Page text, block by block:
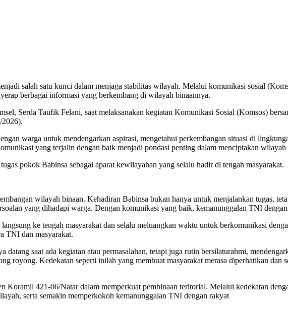
salah satu kunci dalam menjaga stabilitas wilayah. Melalui komunikasi sosial
berbagai informasi yang berkembang di wilayah binaannya.
Serda Taufik Felani, saat melaksanakan kegiatan Komunikasi Sosial (Komsos)
2026).
warga untuk mendengarkan aspirasi, mengetahui perkembangan situasi di
yang terjalin dengan baik menjadi pondasi penting dalam menciptakan
pokok Babinsa sebagai aparat kewilayahan yang selalu hadir di tengah masyarakat.
wilayah binaan. Kehadiran Babinsa bukan hanya untuk menjalankan tugas,
yang dihadapi warga. Dengan komunikasi yang baik, kemanunggalan TNI
ke tengah masyarakat dan selalu meluangkan waktu untuk berkomunikasi
TNI dan masyarakat.
saat ada kegiatan atau permasalahan, tetapi juga rutin bersilaturahmi,
royong. Kedekatan seperti inilah yang membuat masyarakat merasa diperhatikan dan
421-06/Natar dalam memperkuat pembinaan teritorial. Melalui kedekatan
serta semakin memperkokoh kemanunggalan TNI dengan rakyat